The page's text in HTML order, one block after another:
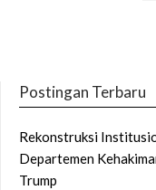
Postingan Terbaru
Rekonstruksi
Departemen
Trump